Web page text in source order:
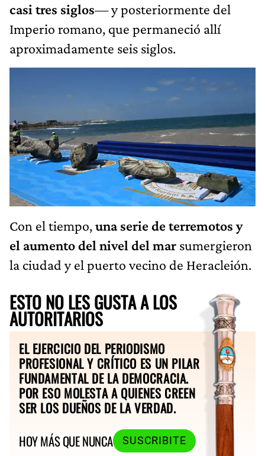
casi tres siglos— y posteriormente del
Imperio romano, que permaneció allí
aproximadamente seis siglos.
Con el tiempo,una serie de terremotos y
el aumento del nivel del mar sumergieron
la ciudad y el puerto vecino de Heracleión.
ESTO NO LES GUSTA A LOS
AUTORITARIOS
EL EJERCICIO DEL PERIODISMO
PROFESIONAL Y CRÍTICO ES UN PILAR
FUNDAMENTAL DE LA DEMOCRACIA.
POR ESO MOLESTA A QUIENES CREEN
SER LOS DUEÑOS DE LA VERDAD.
HOY MÁS QUE NUNCA
SUSCRIBITE